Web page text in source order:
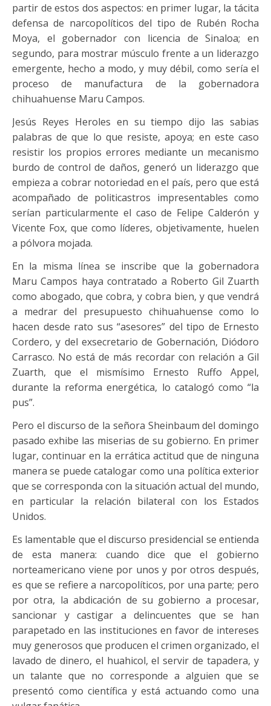
partir de estos dos aspectos: en primer lugar, la tácita
defensa de narcopolíticos del tipo de Rubén Rocha
Moya, el gobernador con licencia de Sinaloa; en
segundo, para mostrar músculo frente a un liderazgo
emergente, hecho a modo, y muy débil, como sería el
proceso de manufactura de la gobernadora
chihuahuense Maru Campos.
Jesús Reyes Heroles en su tiempo dijo las sabias
palabras de que lo que resiste, apoya; en este caso
resistir los propios errores mediante un mecanismo
burdo de control de daños, generó un liderazgo que
empieza a cobrar notoriedad en el país, pero que está
acompañado de politicastros impresentables como
serían particularmente el caso de Felipe Calderón y
Vicente Fox, que como líderes, objetivamente, huelen
a pólvora mojada.
En la misma línea se inscribe que la gobernadora
Maru Campos haya contratado a Roberto Gil Zuarth
como abogado, que cobra, y cobra bien, y que vendrá
a medrar del presupuesto chihuahuense como lo
hacen desde rato sus “asesores” del tipo de Ernesto
Cordero, y del exsecretario de Gobernación, Diódoro
Carrasco. No está de más recordar con relación a Gil
Zuarth, que el mismísimo Ernesto Ruffo Appel,
durante la reforma energética, lo catalogó como “la
pus”.
Pero el discurso de la señora Sheinbaum del domingo
pasado exhibe las miserias de su gobierno. En primer
lugar, continuar en la errática actitud que de ninguna
manera se puede catalogar como una política exterior
que se corresponda con la situación actual del mundo,
en particular la relación bilateral con los Estados
Unidos.
Es lamentable que el discurso presidencial se entienda
de esta manera: cuando dice que el gobierno
norteamericano viene por unos y por otros después,
es que se refiere a narcopolíticos, por una parte; pero
por otra, la abdicación de su gobierno a procesar,
sancionar y castigar a delincuentes que se han
parapetado en las instituciones en favor de intereses
muy generosos que producen el crimen organizado, el
lavado de dinero, el huahicol, el servir de tapadera, y
un talante que no corresponde a alguien que se
presentó como científica y está actuando como una